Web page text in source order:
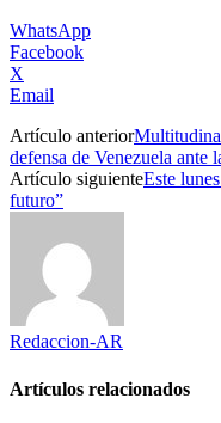
WhatsApp
Facebook
X
Email
Artículo anterior
defensa de Venezuela ante
Artículo siguienteEste
futuro”
Redaccion-AR
Artículos relacionados